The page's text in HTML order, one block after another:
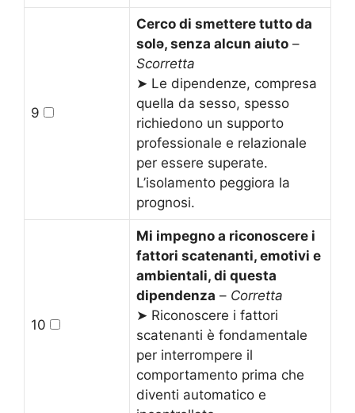
9
Cerco di smettere tutto da
solə, senza alcun aiuto –
Scorretta
➤ Le dipendenze, compresa
quella da sesso, spesso
richiedono un supporto
professionale e relazionale
per essere superate.
L’isolamento peggiora la
prognosi.
10
Mi impegno a riconoscere i
fattori scatenanti, emotivi e
ambientali, di questa
dipendenza – Corretta
➤ Riconoscere i fattori
scatenanti è fondamentale
per interrompere il
comportamento prima che
diventi automatico e